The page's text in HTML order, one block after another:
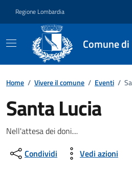
Regione Lombardia
Comune
Home / Vivere il comune / Eventi /
Santa Lucia
Dettagli della
Nell'attesa dei doni....
Condividi
Vedi azioni